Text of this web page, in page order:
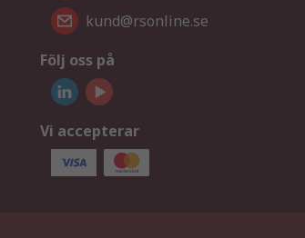
kund@rsonline.se
Följ oss på
Vi accepterar